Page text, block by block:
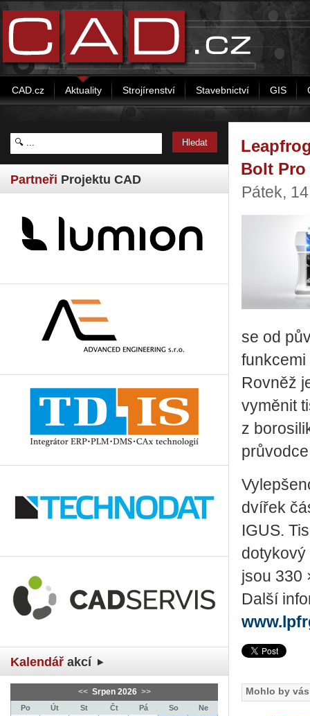
CAD.cz Aktuality Strojírenství Stavebnictví GIS
Partneři Projektu CAD
Kalendář akcí
<< Srpen 2026 >>
Po Út St Čt Pá So
Ne
Bolt Pro
Pátek,
se od
funkcemi
Rovněž
vyměnit
z
dvířek
IGUS.
dotykový
jsou 330
Další
Mohlo by